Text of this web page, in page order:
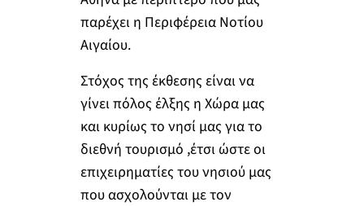
παρέχει η Περιφέρεια Νοτίου
Αιγαίου.
Στόχος της έκθεσης είναι να
γίνει πόλος έλξης η Χώρα μας
και κυρίως το νησί μας για το
διεθνή τουρισμό ,έτσι ώστε οι
επιχειρηματίες του νησιού μας
που ασχολούνται με τον